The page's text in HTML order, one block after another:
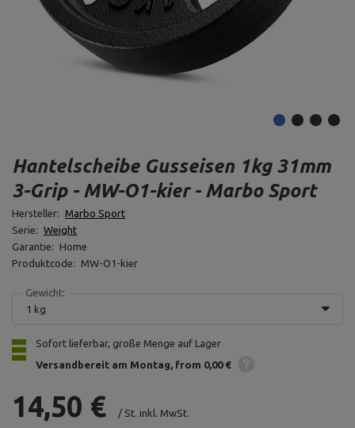
Hantelscheibe Gusseisen 1kg 31mm
3-Grip - MW-O1-kier - Marbo Sport
Hersteller: Marbo Sport
Serie: Weight
Garantie:
Home
Produktcode:
MW-O1-kier
Gewicht:
1 kg
Sofort lieferbar, große Menge auf Lager
Versandbereit am Montag from 0,00 €
14,50 € / St. inkl. MwSt.